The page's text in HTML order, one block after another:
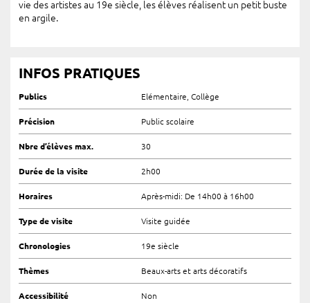
vie des artistes au 19e siècle, les élèves réalisent un petit buste
en argile.
INFOS PRATIQUES
Publics Elémentaire, Collège
Précision Public scolaire
Nbre d’élèves max. 30
Durée de la visite 2h00
Horaires Après-midi: De 14h00 à 16h00
Type de visite Visite guidée
Chronologies 19e siècle
Thèmes Beaux-arts et arts décoratifs
Accessibilité Non